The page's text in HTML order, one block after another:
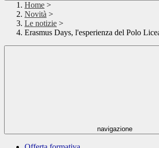
Home >
Novità >
Le notizie >
Erasmus Days, l'esperienza del Polo
navigazione